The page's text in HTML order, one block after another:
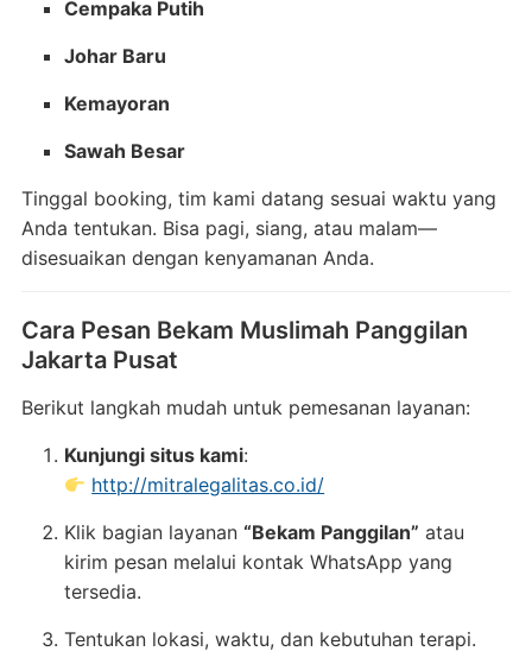
Cempaka Putih
Johar Baru
Kemayoran
Sawah Besar
Tinggal booking, tim kami datang sesuai waktu yang
Anda tentukan. Bisa pagi, siang, atau malam—
disesuaikan dengan kenyamanan Anda.
Cara Pesan Bekam Muslimah Panggilan
Jakarta Pusat
Berikut langkah mudah untuk pemesanan layanan:
Kunjungi situs kami:
http://mitralegalitas.co.id/
Klik bagian layanan “Bekam Panggilan” atau
kirim pesan melalui kontak WhatsApp yang
tersedia.
Tentukan lokasi, waktu, dan kebutuhan terapi.